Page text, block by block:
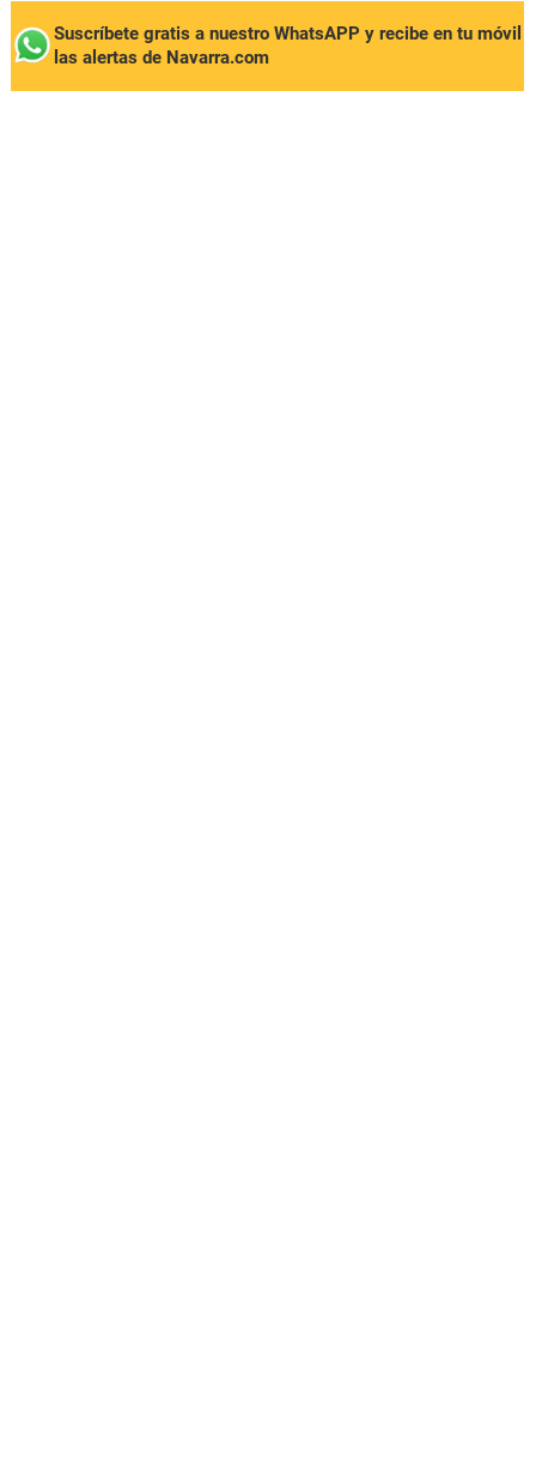
Suscríbete gratis a nuestro WhatsAPP y recibe en tu móvil
las alertas de Navarra.com